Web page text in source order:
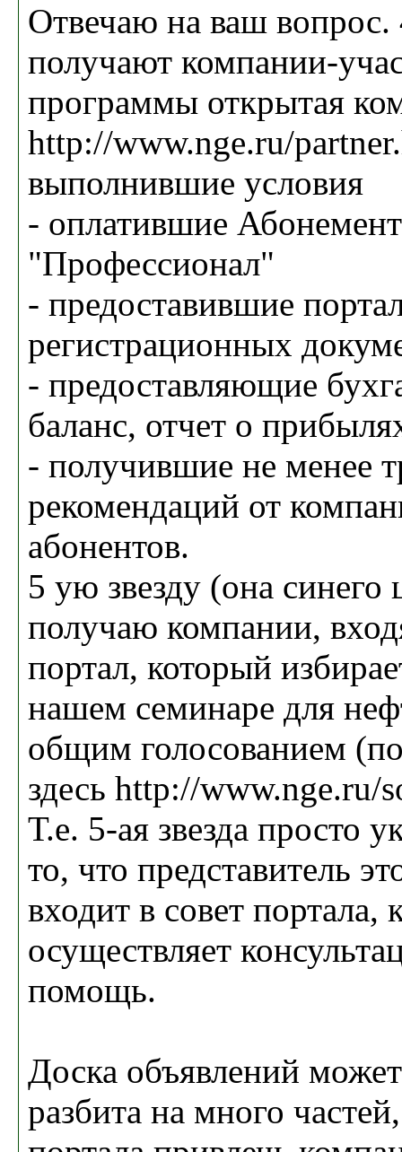
Отвечаю на ваш вопрос.
получают компании-
программы открытая
http://www.nge.ru/
выполнившие условия
- оплатившие Абонемент
"Профессионал"
- предоставившие
регистрационных
- предоставляющие
баланс, отчет о
- получившие не менее
рекомендаций от
абонентов.
5 ую звезду (она синего
получаю компании,
портал, который
нашем семинаре для
общим голосованием
здесь http://www.nge.ru/
Т.е. 5-ая звезда просто
то, что представитель
входит в совет портала,
осуществляет
помощь.
Доска объявлений
разбита на много